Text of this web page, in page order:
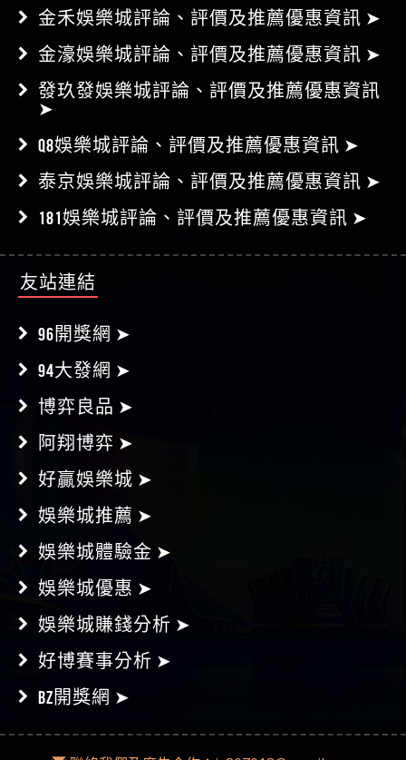
淘金娛樂城評論、評價及推薦優惠資訊 ➤
金禾娛樂城評論、評價及推薦優惠資訊 ➤
金濠娛樂城評論、評價及推薦優惠資訊 ➤
發玖發娛樂城評論、評價及推薦優惠資訊
➤
Q8娛樂城評論、評價及推薦優惠資訊 ➤
泰京娛樂城評論、評價及推薦優惠資訊 ➤
96開獎網 ➤
94大發網 ➤
博弈良品 ➤
阿翔博弈 ➤
好贏娛樂城 ➤
娛樂城推薦 ➤
娛樂城體驗金 ➤
娛樂城優惠 ➤
娛樂城賺錢分析 ➤
好博賽事分析 ➤